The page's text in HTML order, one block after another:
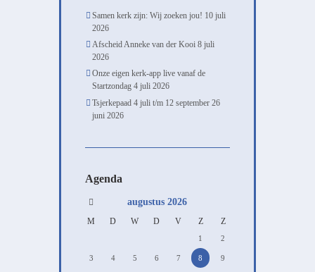
Samen kerk zijn: Wij zoeken jou! 10 juli
2026
Afscheid Anneke van der Kooi 8 juli
2026
Onze eigen kerk-app live vanaf de
Startzondag 4 juli 2026
Tsjerkepaad 4 juli t/m 12 september 26
juni 2026
Agenda
augustus 2026
M D W D V Z Z
1 2
3 4 5 6 7 8 9